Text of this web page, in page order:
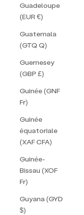
Guadeloupe
(EUR €)
Guatemala
(GTQ Q)
Guernesey
(GBP £)
Guinée (GNF
Fr)
Guinée
équatoriale
(XAF CFA)
Guinée-
Bissau (XOF
Fr)
Guyana (GYD
$)